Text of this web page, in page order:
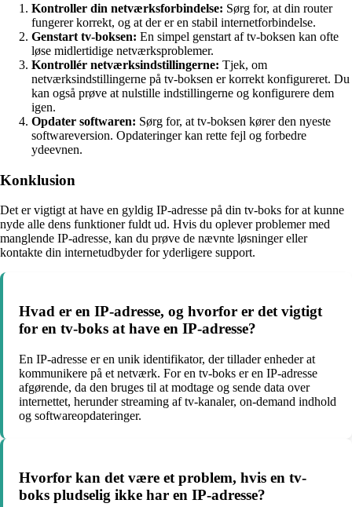
Kontroller din netværksforbindelse: Sørg for, at din router
fungerer korrekt, og at der er en stabil internetforbindelse.
Genstart tv-boksen: En simpel genstart af tv-boksen kan ofte
løse midlertidige netværksproblemer.
Kontrollér netværksindstillingerne: Tjek, om
netværksindstillingerne på tv-boksen er korrekt konfigureret. Du
kan også prøve at nulstille indstillingerne og konfigurere dem
igen.
Opdater softwaren: Sørg for, at tv-boksen kører den nyeste
softwareversion. Opdateringer kan rette fejl og forbedre
ydeevnen.
Konklusion
Det er vigtigt at have en gyldig IP-adresse på din tv-boks for at kunne
nyde alle dens funktioner fuldt ud. Hvis du oplever problemer med
manglende IP-adresse, kan du prøve de nævnte løsninger eller
kontakte din internetudbyder for yderligere support.
Hvad er en IP-adresse, og hvorfor er det vigtigt
for en tv-boks at have en IP-adresse?
En IP-adresse er en unik identifikator, der tillader enheder at
kommunikere på et netværk. For en tv-boks er en IP-adresse
afgørende, da den bruges til at modtage og sende data over
internettet, herunder streaming af tv-kanaler, on-demand indhold
og softwareopdateringer.
Hvorfor kan det være et problem, hvis en tv-
boks pludselig ikke har en IP-adresse?